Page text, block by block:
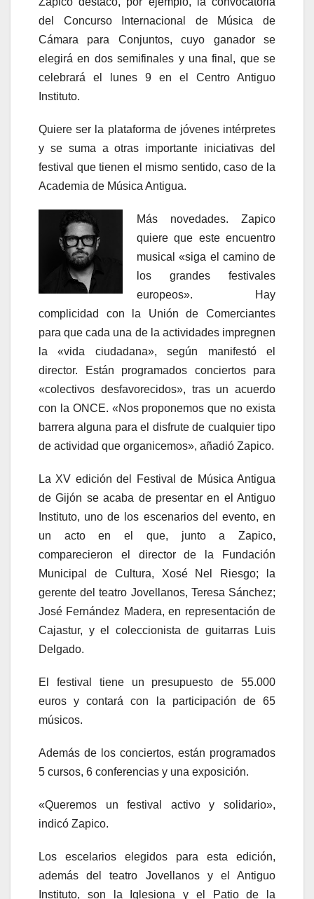
del Concurso Internacional de Música de
Cámara para Conjuntos, cuyo ganador se
elegirá en dos semifinales y una final, que se
celebrará el lunes 9 en el Centro Antiguo
Instituto.
Quiere ser la plataforma de jóvenes intérpretes
y se suma a otras importante iniciativas del
festival que tienen el mismo sentido, caso de la
Academia de Música Antigua.
Más novedades. Zapico
quiere que este encuentro
musical «siga el camino de
los grandes festivales
europeos». Hay
complicidad con la Unión de Comerciantes
para que cada una de la actividades impregnen
la «vida ciudadana», según manifestó el
director. Están programados conciertos para
«colectivos desfavorecidos», tras un acuerdo
con la ONCE. «Nos proponemos que no exista
barrera alguna para el disfrute de cualquier tipo
de actividad que organicemos», añadió Zapico.
La XV edición del Festival de Música Antigua
de Gijón se acaba de presentar en el Antiguo
Instituto, uno de los escenarios del evento, en
un acto en el que, junto a Zapico,
comparecieron el director de la Fundación
Municipal de Cultura, Xosé Nel Riesgo; la
gerente del teatro Jovellanos, Teresa Sánchez;
José Fernández Madera, en representación de
Cajastur, y el coleccionista de guitarras Luis
Delgado.
El festival tiene un presupuesto de 55.000
euros y contará con la participación de 65
músicos.
Además de los conciertos, están programados
5 cursos, 6 conferencias y una exposición.
«Queremos un festival activo y solidario»,
indicó Zapico.
Los escelarios elegidos para esta edición,
además del teatro Jovellanos y el Antiguo
Instituto, son la Iglesiona y el Patio de la